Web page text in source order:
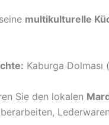
multikulturelle
Kaburga
Sie den lokalen